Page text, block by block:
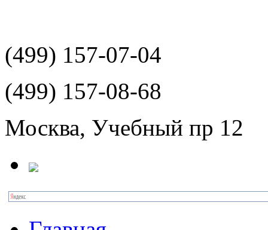
(499) 157-07-04
(499) 157-08-68
Москва, Учебный пр 12